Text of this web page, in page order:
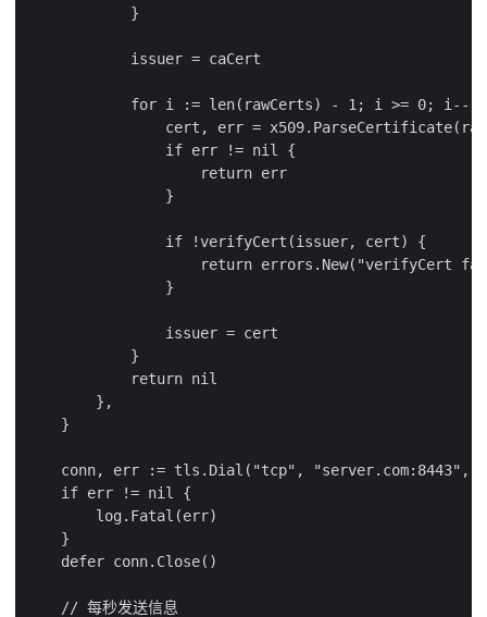
            }
            issuer = caCert
            for i := len(rawCerts) - 1; i >= 0; i-- {
cert, err =
                if err != nil {
                    return err
                }
                if !verifyCert(issuer, cert) {
return errors.New("verifyCert
                }
                issuer = cert
            }
            return nil
        },
    }
conn, err := tls.Dial("tcp", "server.com:8443",
    if err != nil {
        log.Fatal(err)
    }
    defer conn.Close()
    // 每秒发送信息